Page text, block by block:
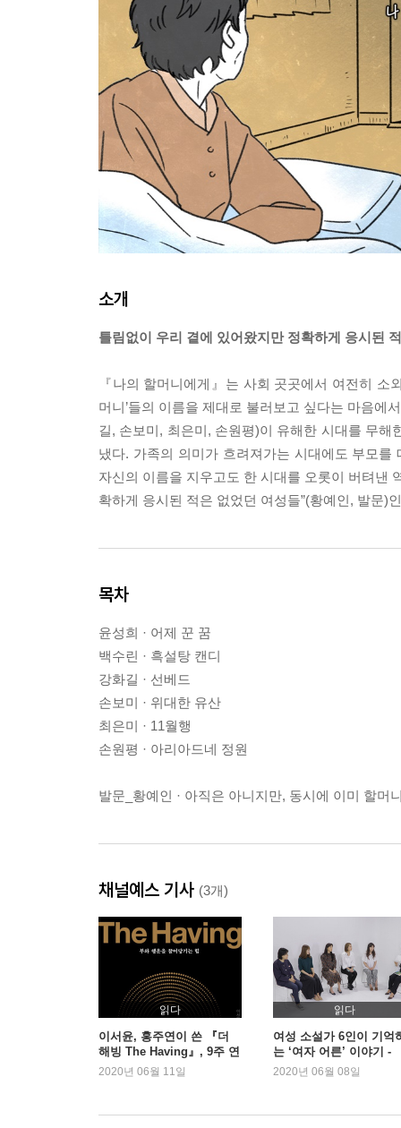
소개
틀림없이 우리 곁에 있어왔지만 정확하게 응시된
『나의 할머니에게』는 사회 곳곳에서 여전히
머니’들의 이름을 제대로 불러보고 싶다는 마음에
길, 손보미, 최은미, 손원평)이 유해한 시대를 무
냈다. 가족의 의미가 흐려져가는 시대에도 부모
자신의 이름을 지우고도 한 시대를 오롯이 버텨낸
확하게 응시된 적은 없었던 여성들”(황예인, 발문)
목차
윤성희 · 어제 꾼 꿈
백수린 · 흑설탕 캔디
강화길 · 선베드
손보미 · 위대한 유산
최은미 · 11월행
손원평 · 아리아드네 정원
발문_황예인 · 아직은 아니지만, 동시에 이미 할머
채널예스 기사 (3개)
읽다
이서윤, 홍주연이 쓴 『더
해빙 The Having』, 9주 연
속 1위
2020년 06월 11일
읽다
여성 소설가 6인이 기억
는 ‘여자 어른’ 이야기 -
『나의 할머니에게』
2020년 06월 08일